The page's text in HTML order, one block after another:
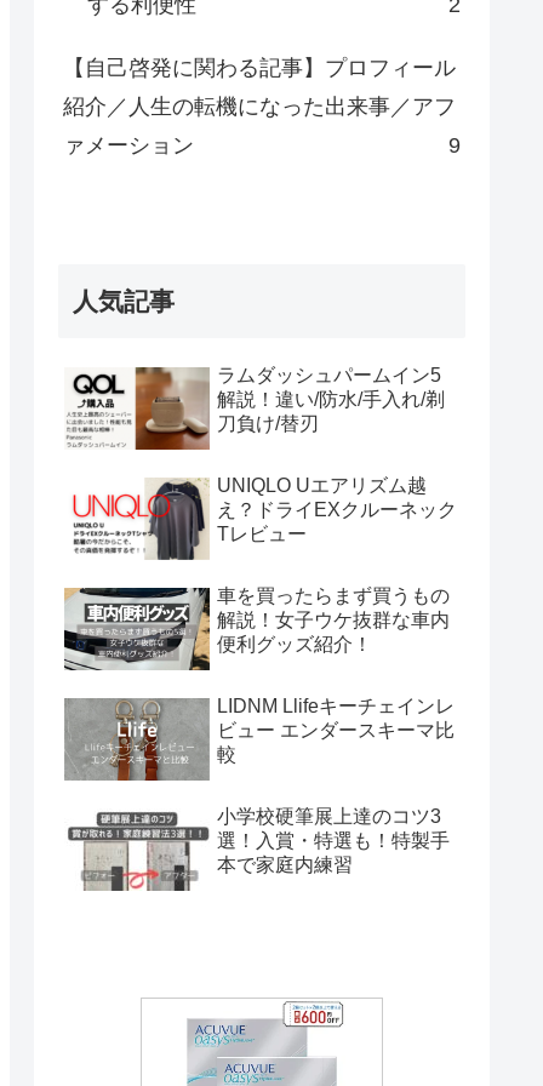
【自己啓発に関わる記事】プロフィール
紹介／人生の転機になった出来事／アフ
ァメーション
9
人気記事
ラムダッシュパームイン5
解説！違い/防水/手入れ/剃
刀負け/替刃
UNIQLO Uエアリズム越
え？ドライEXクルーネック
Tレビュー
車を買ったらまず買うもの
解説！女子ウケ抜群な車内
便利グッズ紹介！
LIDNM Llifeキーチェインレ
ビュー エンダースキーマ比
較
小学校硬筆展上達のコツ3
選！入賞・特選も！特製手
本で家庭内練習